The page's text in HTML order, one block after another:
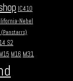
IC410
Nebel
(Panstarrs)
S2
M15 M16 M31